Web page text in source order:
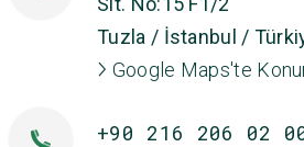
Tuzla / İstanbul /
Google Maps'te
+90 216 206 02